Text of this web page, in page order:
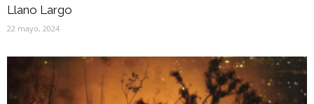
Llano Largo
22 mayo, 2024